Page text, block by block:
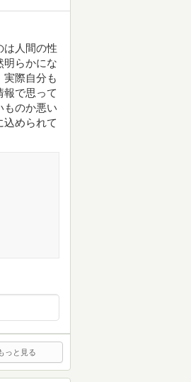
は人間の性
明らかにな
実際自分も
で思って
ものか悪い
込められて
っと見る